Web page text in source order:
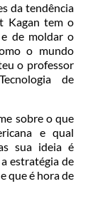
da tendência
Kagan tem o
de moldar o
o mundo
o professor
de
sobre o que
e qual
sua ideia é
estratégia de
que é hora de